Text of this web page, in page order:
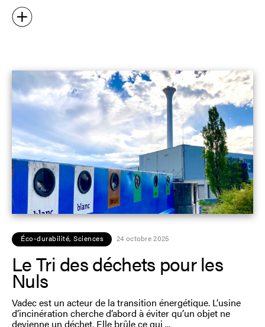
Éco-durabilité, Sciences 24 octobre 2025
Le Tri des déchets pour les
Nuls
Vadec est un acteur de la transition énergétique. L’usine
d’incinération cherche d’abord à éviter qu’un objet ne
devienne un déchet. Elle brûle ce qui